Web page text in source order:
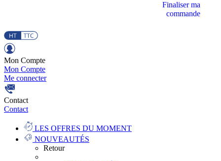
Finaliser ma
commande
Mon Compte
Mon Compte
Me connecter
Contact
Contact
LES OFFRES DU MOMENT
NOUVEAUTÉS
Retour